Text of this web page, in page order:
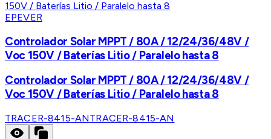
EPEVER
Controlador Solar MPPT / 80A / 12/24/36/48V /
Voc 150V / Baterías Litio / Paralelo hasta 8
Controlador Solar MPPT / 80A / 12/24/36/48V /
Voc 150V / Baterías Litio / Paralelo hasta 8
TRACER-8415-ANTRACER-8415-AN